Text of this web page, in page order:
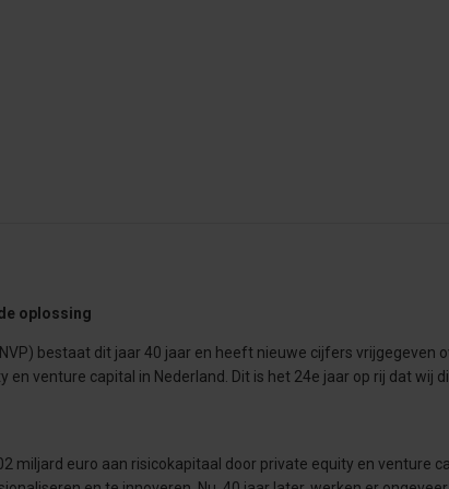
oplossing
bestaat dit jaar 40 jaar en heeft nieuwe cijfers vrijgegeven
venture capital in Nederland. Dit is het 24e jaar op rij dat wij
miljard euro aan risicokapitaal door private equity en venture